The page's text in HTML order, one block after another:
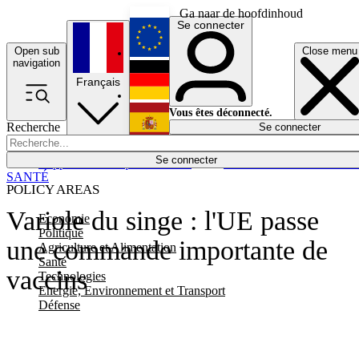
Ga naar de hoofdinhoud
Open sub
navigation
Close menu
Recherche
Se connecter
POLICY AREAS
Economie
Politique
Agriculture et Alimentation
Santé
Technologies
Energie, Environnement et Transport
Défense
Économie
Français
English
Deutsch
Español
Se connecter
Vous êtes déconnecté.
Se connecter
Variole du singe : l'UE passe
une commande importante de
vaccins
SANTÉ